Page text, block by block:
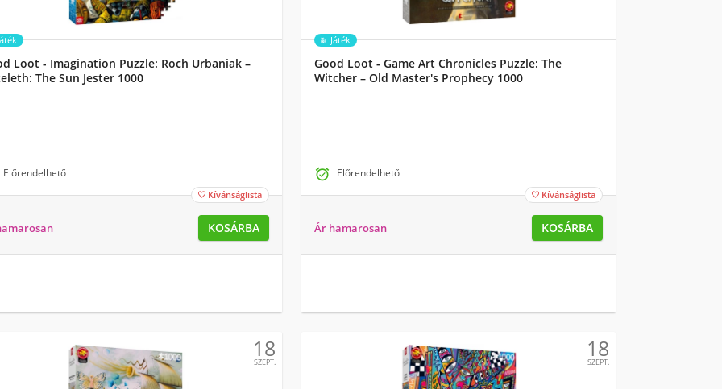
Loot - Imagination Puzzle: Roch Urbaniak –
The Sun Jester 1000
Előrendelhető
 Kívánságlista
KOSÁRBA
Játék
Good Loot - Game Art Chronicles Puzzle: The
Witcher – Old Master's Prophecy 1000
 Előrendelhető
 Kívánságlista
Ár hamarosan KOSÁRBA
18
SZEPT.
18
SZEPT.